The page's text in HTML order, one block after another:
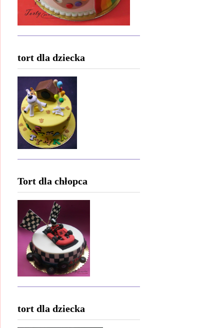
tort dla dziecka
Tort dla chłopca
tort dla dziecka